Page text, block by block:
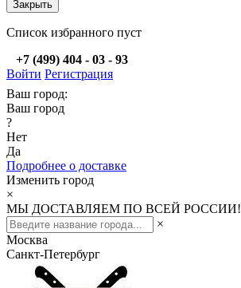
Закрыть
Список избранного пуст
+7 (499) 404 - 03 - 93
Войти Регистрация
Ваш город:
Ваш город
?
Нет
Да
Подробнее о доставке
Изменить город
×
МЫ ДОСТАВЛЯЕМ ПО ВСЕЙ РОССИИ!
×
Москва
Санкт-Петербург